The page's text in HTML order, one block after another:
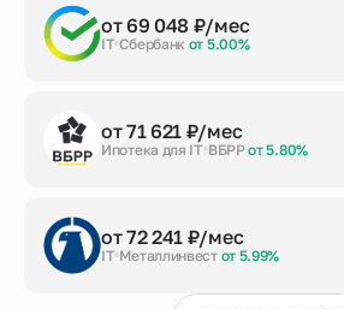
от 20%
первый взнос
до 30 лет
Заказать консультацию
IT Сбербанк от 5.00%
от 69 048 ₽/мес
от 20%
первый взнос
до 30 лет
Заказать консультацию
Ипотека для IT ВБРРот 5.80%
от 71 621 ₽/мес
от 20%
первый взнос
до 30 лет
Заказать консультацию
IT Металлинвест от 5.99%
от 72 241 ₽/мес